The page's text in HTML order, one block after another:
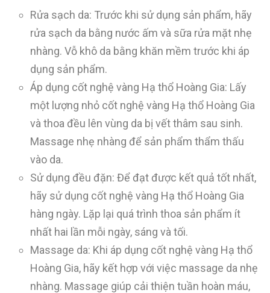
Rửa sạch da: Trước khi sử dụng sản phẩm, hãy
rửa sạch da bằng nước ấm và sữa rửa mặt nhẹ
nhàng. Vỗ khô da bằng khăn mềm trước khi áp
dụng sản phẩm.
Áp dụng cốt nghệ vàng Hạ thổ Hoàng Gia: Lấy
một lượng nhỏ cốt nghệ vàng Hạ thổ Hoàng Gia
và thoa đều lên vùng da bị vết thâm sau sinh.
Massage nhẹ nhàng để sản phẩm thẩm thấu
vào da.
Sử dụng đều đặn: Để đạt được kết quả tốt nhất,
hãy sử dụng cốt nghệ vàng Hạ thổ Hoàng Gia
hàng ngày. Lặp lại quá trình thoa sản phẩm ít
nhất hai lần mỗi ngày, sáng và tối.
Massage da: Khi áp dụng cốt nghệ vàng Hạ thổ
Hoàng Gia, hãy kết hợp với việc massage da nhẹ
nhàng. Massage giúp cải thiện tuần hoàn máu,